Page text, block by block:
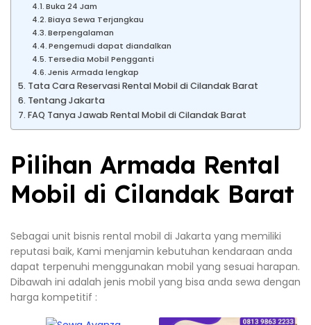
Buka 24 Jam
Biaya Sewa Terjangkau
Berpengalaman
Pengemudi dapat diandalkan
Tersedia Mobil Pengganti
Jenis Armada lengkap
Tata Cara Reservasi Rental Mobil di Cilandak Barat
Tentang Jakarta
FAQ Tanya Jawab Rental Mobil di Cilandak Barat
Pilihan Armada Rental
Mobil di Cilandak Barat
Sebagai unit bisnis rental mobil di Jakarta yang memiliki
reputasi baik, Kami menjamin kebutuhan kendaraan anda
dapat terpenuhi menggunakan mobil yang sesuai harapan.
Dibawah ini adalah jenis mobil yang bisa anda sewa dengan
harga kompetitif :